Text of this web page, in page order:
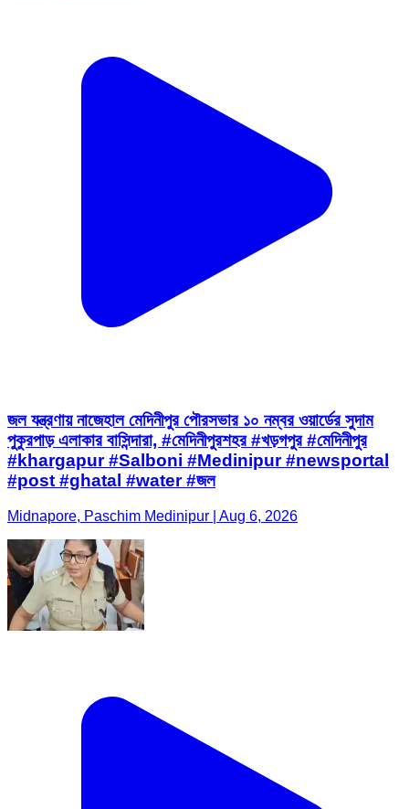
জল যন্ত্রণায় নাজেহাল মেদিনীপুর পৌরসভার ১০ নম্বর ওয়ার্ডের সুদাম
পুকুরপাড় এলাকার বাসিন্দারা, #মেদিনীপুরশহর #খড়গপুর #মেদিনীপুর
#khargapur #Salboni #Medinipur #newsportal
#post #ghatal #water #জল
Midnapore, Paschim Medinipur | Aug 6, 2026